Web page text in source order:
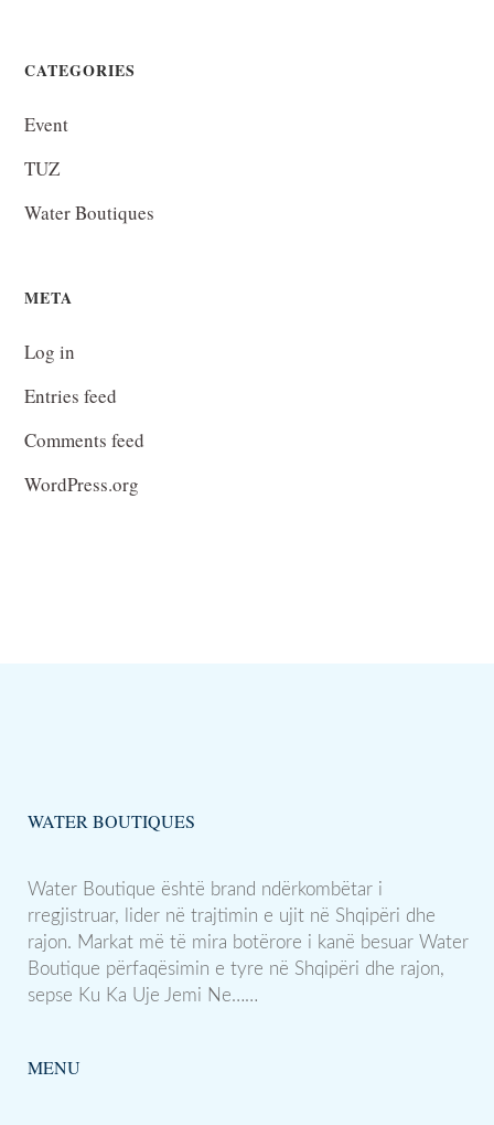
CATEGORIES
Event
TUZ
Water Boutiques
META
Log in
Entries feed
Comments feed
WordPress.org
WATER BOUTIQUES
Water Boutique është brand ndërkombëtar i
rregjistruar, lider në trajtimin e ujit në Shqipëri dhe
rajon. Markat më të mira botërore i kanë besuar Water
Boutique përfaqësimin e tyre në Shqipëri dhe rajon,
sepse Ku Ka Uje Jemi Ne……
MENU